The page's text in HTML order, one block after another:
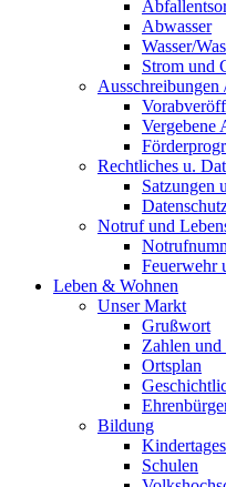
Abwasser
Wasser/
Strom und
Ausschreibungen
Vergebene
Rechtliches u.
Satzungen
Notruf und
Feuerwehr
Leben & Wohnen
Unser Markt
Grußwort
Zahlen und
Ortsplan
Bildung
Schulen